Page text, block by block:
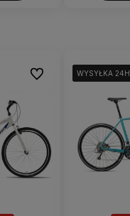
Do ulubionychWYSYŁKA 24H
WYSYŁKA 24H
WYSYŁKA 24H
WYSYŁKA 24H